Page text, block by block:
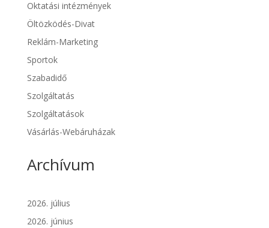
Oktatási intézmények
Öltözködés-Divat
Reklám-Marketing
Sportok
Szabadidő
Szolgáltatás
Szolgáltatások
Vásárlás-Webáruházak
Archívum
2026. július
2026. június